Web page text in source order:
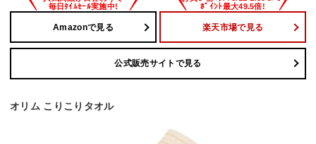
Amazonで見る 楽天市場で見る
公式販売サイトで見る
オリム こりこりタオル